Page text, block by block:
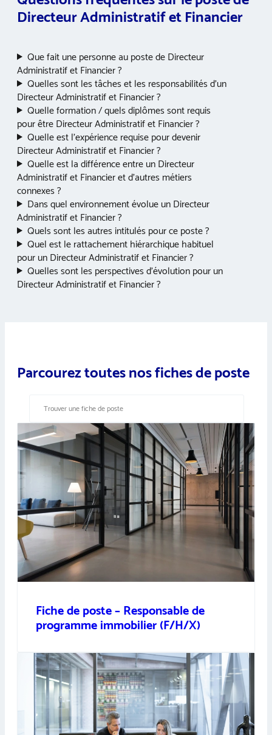
Directeur Administratif et Financier
Que fait une personne au poste de Directeur
Administratif et Financier ?
Quelles sont les tâches et les responsabilités d’un
Directeur Administratif et Financier ?
Quelle formation / quels diplômes sont requis
pour être Directeur Administratif et Financier ?
Quelle est l’expérience requise pour devenir
Directeur Administratif et Financier ?
Quelle est la différence entre un Directeur
Administratif et Financier et d’autres métiers
connexes ?
Dans quel environnement évolue un Directeur
Administratif et Financier ?
Quels sont les autres intitulés pour ce poste ?
Quel est le rattachement hiérarchique habituel
pour un Directeur Administratif et Financier ?
Quelles sont les perspectives d’évolution pour un
Directeur Administratif et Financier ?
Parcourez toutes nos fiches de poste
Fiche de poste – Responsable de
programme immobilier (F/H/X)